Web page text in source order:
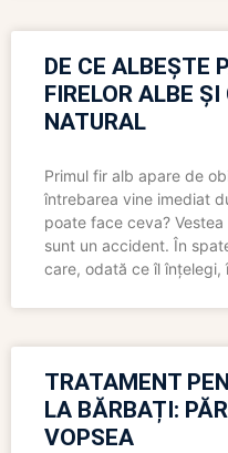
DE CE ALBEȘTE
FIRELOR ALBE
NATURAL
Primul fir alb apare de
întrebarea vine imediat
poate face ceva?
sunt un accident. În
care, odată ce îl înțelegi,
TRATAMENT
LA BĂRBAȚI:
VOPSEA